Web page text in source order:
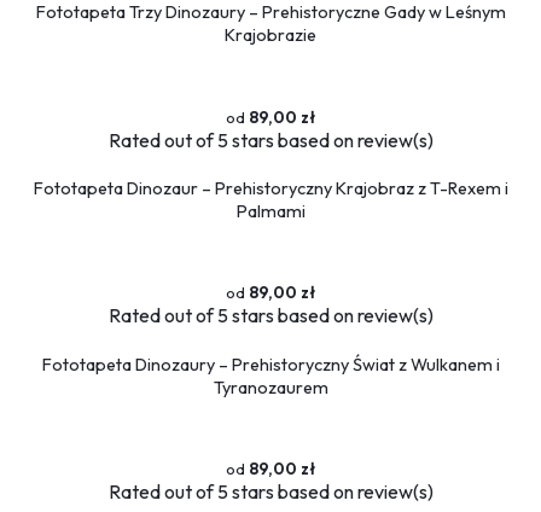
Fototapeta Trzy Dinozaury – Prehistoryczne Gady w Leśnym
Krajobrazie
89,00 zł
Ratedout of 5 stars based onreview(s)
Fototapeta Dinozaur – Prehistoryczny Krajobraz z T-Rexem i
Palmami
89,00 zł
Ratedout of 5 stars based onreview(s)
Fototapeta Dinozaury – Prehistoryczny Świat z Wulkanem i
Tyranozaurem
89,00 zł
Ratedout of 5 stars based onreview(s)